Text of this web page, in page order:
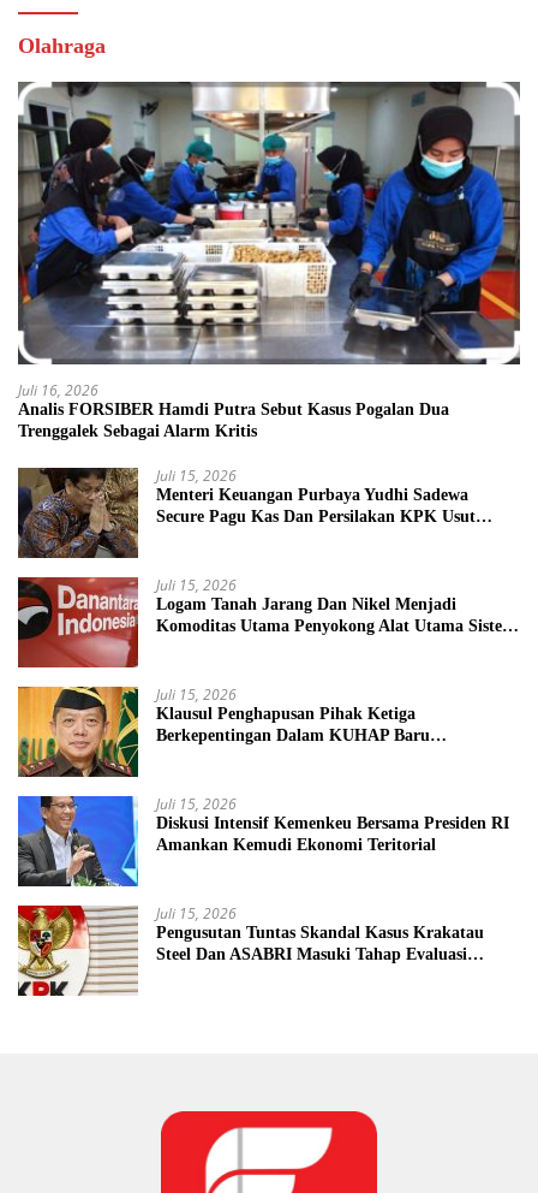
Olahraga
Juli 16, 2026
Analis FORSIBER Hamdi Putra Sebut Kasus Pogalan Dua
Trenggalek Sebagai Alarm Kritis
Juli 15, 2026
Menteri Keuangan Purbaya Yudhi Sadewa
Secure Pagu Kas Dan Persilakan KPK Usut
Juli 15, 2026
Logam Tanah Jarang Dan Nikel Menjadi
Komoditas Utama Penyokong Alat Utama Sistem
Juli 15, 2026
Klausul Penghapusan Pihak Ketiga
Berkepentingan Dalam KUHAP Baru
Juli 15, 2026
Diskusi Intensif Kemenkeu Bersama Presiden RI
Amankan Kemudi Ekonomi Teritorial
Juli 15, 2026
Pengusutan Tuntas Skandal Kasus Krakatau
Steel Dan ASABRI Masuki Tahap Evaluasi